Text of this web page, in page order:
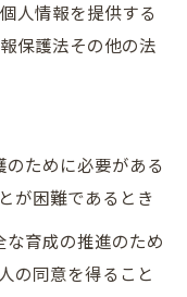
人情報を提供する
保護法その他の法
ために必要がある
が困難であるとき
育成の推進のため
の同意を得ること